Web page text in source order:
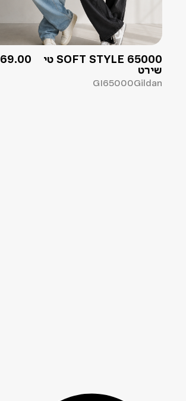
SOFT STYLE 65000 טי
שירט
GI65000Gildan
69.00